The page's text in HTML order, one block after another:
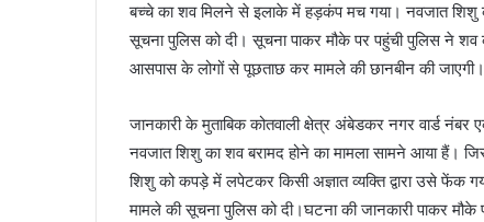
बच्चे का शव मिलने से इलाके में हड़कंप मच गया। नवजात
सूचना पुलिस को दी। सूचना पाकर मौके पर पहुंची पुलिस ने
आसपास के लोगों से पूछताछ कर मामले की छानबीन की जाएगी।
जानकारी के मुताबिक कोतवाली क्षेत्र अंबेडकर नगर वार्ड
नवजात शिशु का शव बरामद होने का मामला सामने आया हैं।
शिशु को कपड़े में लपेटकर किसी अज्ञात व्यक्ति द्वारा उसे फेंक
मामले की सूचना पुलिस को दी।घटना की जानकारी पाकर